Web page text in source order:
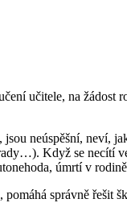
učitele, na žádost
neúspěšní, neví,
Když se necítí
úmrtí v
správně řešit